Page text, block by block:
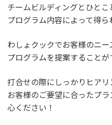
チームビルディングとひとこ
プログラム内容によって得ら
わしょクックでお客様のニー
プログラムを提案することが
打合せの際にしっかりヒアリ
お客様のご要望に合ったプ
心ください！